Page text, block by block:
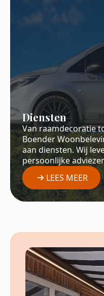
Diensten
Van raamdecoratie
Boender
aan diensten. Wij
persoonlijke
LEES MEER